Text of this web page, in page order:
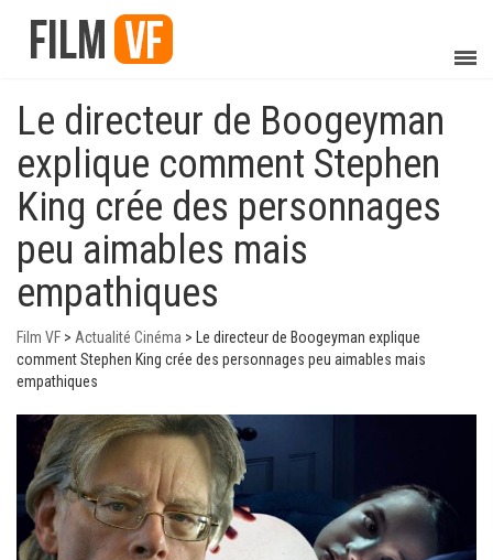
Le directeur de Boogeyman
explique comment Stephen
King crée des personnages
peu aimables mais
empathiques
Film VF > Actualité Cinéma >
Le directeur de Boogeyman explique
comment Stephen King crée des personnages peu aimables mais
empathiques